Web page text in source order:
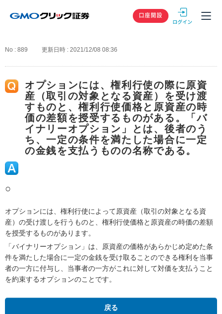
GMOクリック
口座開設
No : 889 更新日時 : 2021/12/08 08:36
オプションには、権利行使の際に原資
産（取引の対象となる資産）を受け渡
すものと、権利行使価格と原資産の時
価の差額を授受するものがある。「バ
イナリーオプション」とは、後者のう
ち、一定の条件を満たした場合に一定
の金銭を支払うものの名称である。
○
オプションには、権利行使によって原資産（取引の対象となる資
産）の受け渡しを行うものと、権利行使価格と原資産の時価の差額
を授受するものがあります。
「バイナリーオプション」は、原資産の価格があらかじめ定めた条
件を満たした場合に一定の金銭を受け取ることのできる権利を当事
者の一方に付与し、当事者の一方がこれに対して対価を支払うこと
を約束するオプションのことです。
戻る